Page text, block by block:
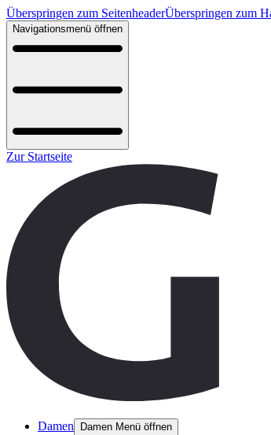
Überspringen zum SeitenheaderÜberspringen zum
Navigationsmenü öffnen
Zur Startseite
Damen Damen Menü öffnen